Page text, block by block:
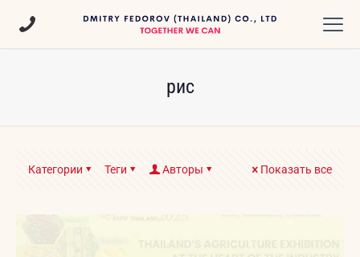
рис
Категории Теги Авторы Показать все